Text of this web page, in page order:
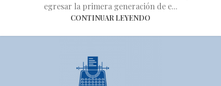
egresar la primera generación de e...
CONTINUAR LEYENDO